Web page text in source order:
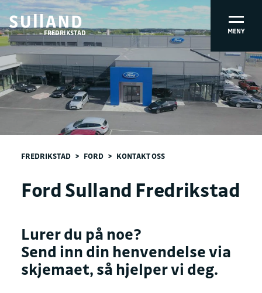
FREDRIKSTAD MENY
FREDRIKSTAD > FORD > KONTAKT OSS
Ford Sulland Fredrikstad
Lurer du på noe?
Send inn din henvendelse via
skjemaet, så hjelper vi deg.